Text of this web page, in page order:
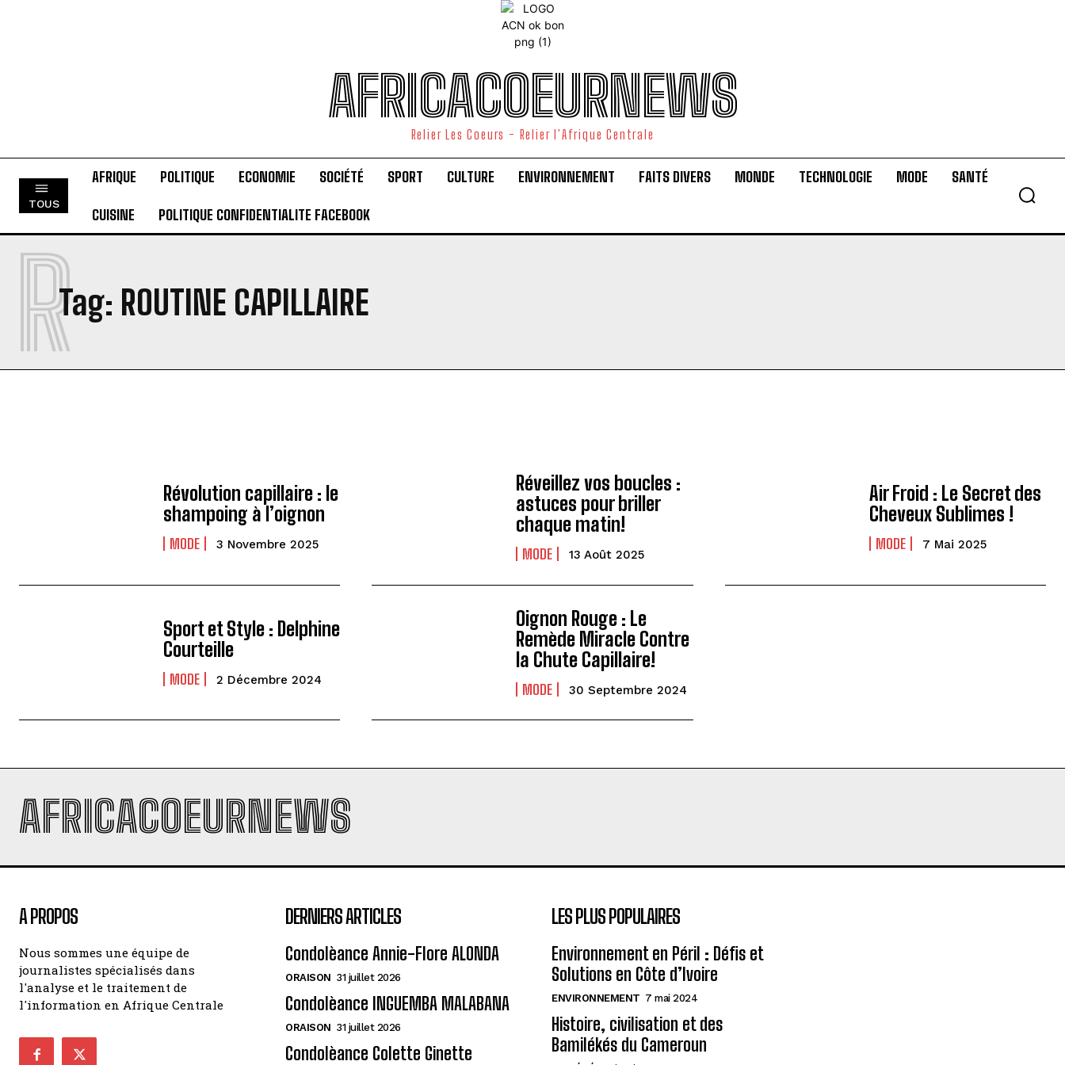
AFRICACOEURNEWS
Relier Les Coeurs - Relier l'Afrique Centrale
TOUS
AFRIQUE POLITIQUE ECONOMIE SOCIÉTÉ SPORT CULTURE ENVIRONNEMENT FAITS DIVERS MONDE TECHNOLOGIE MODE SANTÉ
CUISINE POLITIQUE CONFIDENTIALITE FACEBOOK
Tag: ROUTINE CAPILLAIRE
R
Révolution capillaire : le
shampoing à l’oignon
MODE 3 Novembre 2025
Réveillez vos boucles :
astuces pour briller
chaque matin!
MODE 13 Août 2025
Air Froid : Le Secret des
Cheveux Sublimes !
MODE 7 Mai 2025
Sport et Style : Delphine
Courteille
MODE 2 Décembre 2024
Oignon Rouge : Le
Remède Miracle Contre
la Chute Capillaire!
MODE 30 Septembre 2024
AFRICACOEURNEWS
A PROPOS
Nous sommes une équipe de
journalistes spécialisés dans
l'analyse et le traitement de
l'information en Afrique Centrale
DERNIERS ARTICLES
Condolèance Annie-Flore ALONDA
ORAISON 31 juillet 2026
Condolèance INGUEMBA MALABANA
ORAISON 31 juillet 2026
Condolèance Colette Ginette
LES PLUS POPULAIRES
Environnement en Péril : Défis et
Solutions en Côte d’Ivoire
ENVIRONNEMENT 7 mai 2024
Histoire, civilisation et des
Bamilékés du Cameroun